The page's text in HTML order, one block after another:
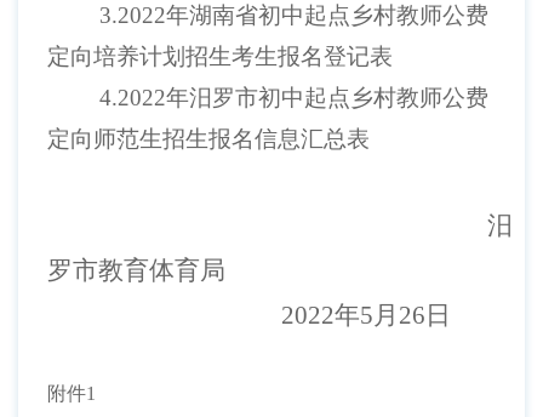
3.2022年湖南省初中起点乡村教师公费
定向培养计划招生考生报名登记表
4.2022年汨罗市初中起点乡村教师公费
定向师范生招生报名信息汇总表
汨
罗市教育体育局
2022年5月26日
附件1